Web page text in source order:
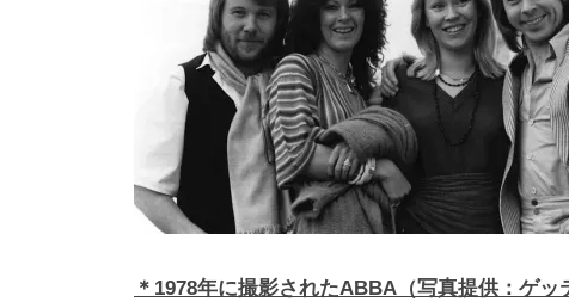
＊1978年に撮影されたABBA（写真提供：ゲッ